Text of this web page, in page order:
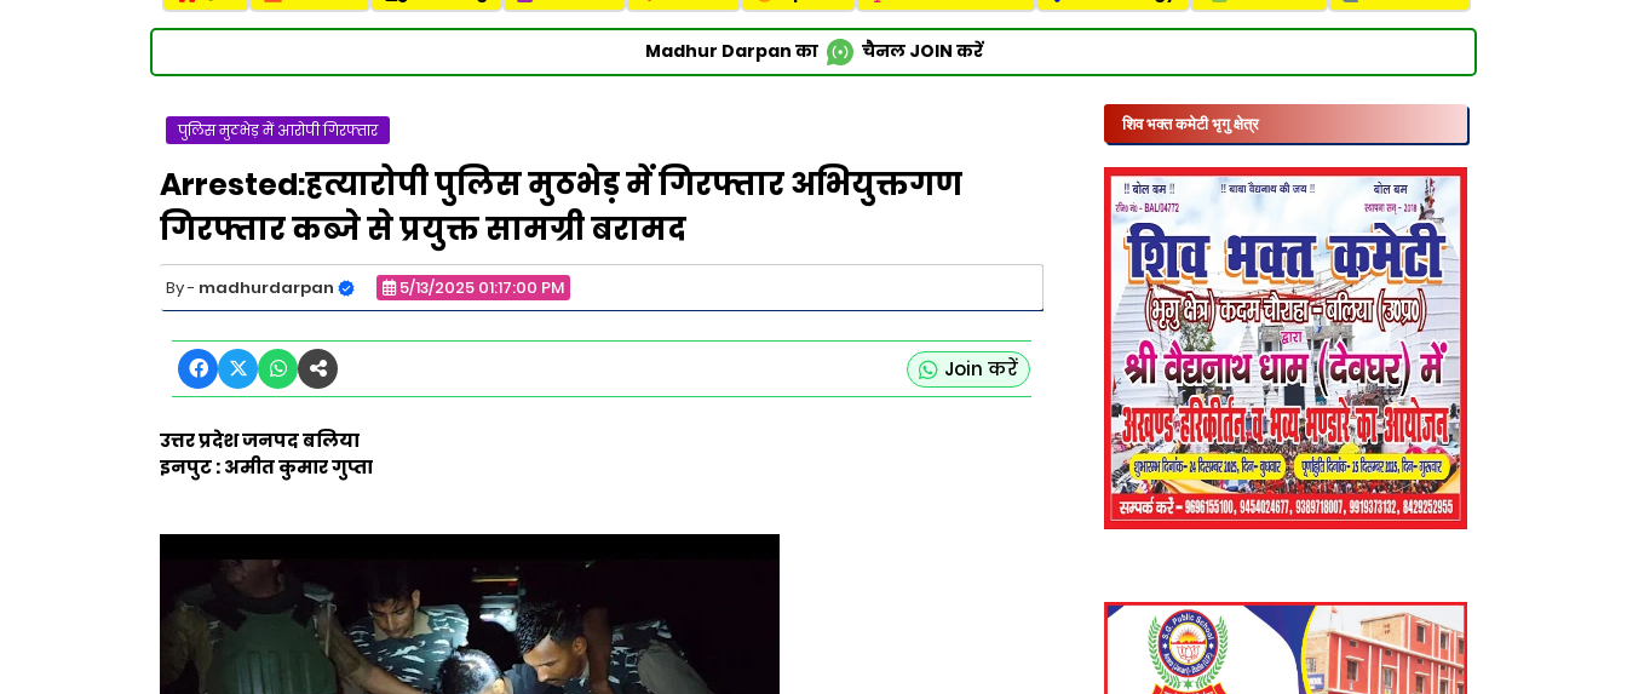
Madhur Darpan का चैनल JOIN करें
पुलिस मुठभेड़ में आरोपी गिरफ्तार
Arrested:हत्यारोपी पुलिस मुठभेड़ में गिरफ्तार अभियुक्तगण
गिरफ्तार कब्जे से प्रयुक्त सामग्री बरामद
madhurdarpan 5/13/2025 01:17:00 PM
Join करें
उत्तर प्रदेश जनपद बलिया
इनपुट : अमीत कुमार गुप्ता
शिव भक्त कमेटी भृगु क्षेत्र